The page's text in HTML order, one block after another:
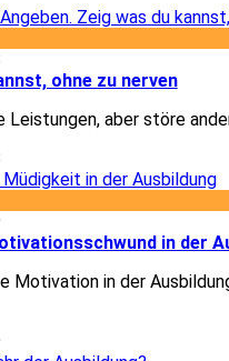
ohne zu nerven
Leistungen, aber störe
in der
Motivation in der